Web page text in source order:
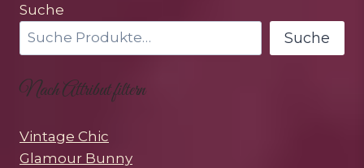
Suche
Suche
Nach Attribut filtern
Vintage Chic
Glamour Bunny